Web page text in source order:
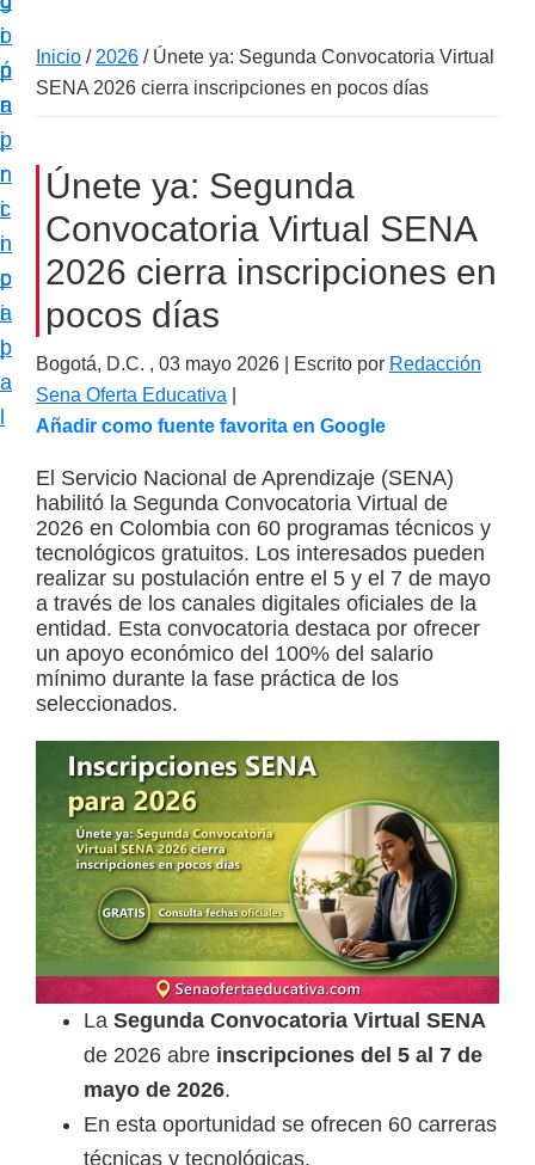
i
ó
n
p
r
i
n
c
i
p
a
o
p
r
i
n
c
i
p
a
l
i
n
a
a
c
e
p
c
i
a
i
z
a
d
a
s
o
b
c
u
r
s
o
Inicio / 2026 /Únete ya: Segunda Convocatoria Virtual
SENA 2026 cierra inscripciones en pocos días
Únete ya: Segunda
Convocatoria Virtual SENA
2026 cierra inscripciones en
pocos días
Bogotá, D.C. , 03 mayo 2026 | Escrito por Redacción
Sena Oferta Educativa
Añadir como fuente favorita en Google
El Servicio Nacional de Aprendizaje (SENA)
habilitó la Segunda Convocatoria Virtual de
2026 en Colombia con 60 programas técnicos y
tecnológicos gratuitos. Los interesados pueden
realizar su postulación entre el 5 y el 7 de mayo
a través de los canales digitales oficiales de la
entidad. Esta convocatoria destaca por ofrecer
un apoyo económico del 100% del salario
mínimo durante la fase práctica de los
seleccionados.
La Segunda Convocatoria Virtual SENA
de 2026 abre inscripciones del 5 al 7 de
mayo de 2026.
En esta oportunidad se ofrecen 60 carreras
técnicas y tecnológicas.